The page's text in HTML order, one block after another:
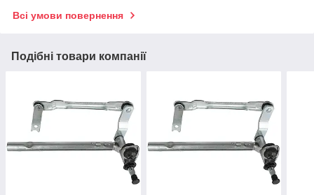
Всі умови повернення
Подібні товари компанії